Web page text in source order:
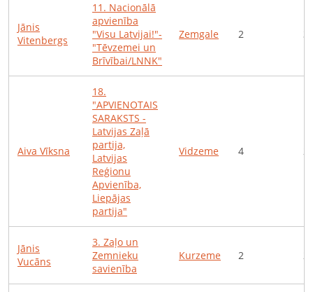
Jānis
Vitenbergs
11 . Nacionālā
apvienība
"Visu Latvijai!"-
"Tēvzemei un
Brīvībai/LNNK"
Zemgale 2 3
Aiva Vīksna
18.
"APVIENOTAIS
SARAKSTS -
Latvijas Zaļā
partija,
Latvijas
Reģionu
Apvienība,
Liepājas
partija"
Vidzeme 4 2
Jānis
Vucāns
3. Zaļo un
Zemnieku
savienība
Kurzeme 2 2